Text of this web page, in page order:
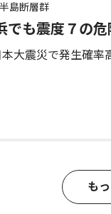
島断層群
でも震度７の危
大震災で発生確率
も